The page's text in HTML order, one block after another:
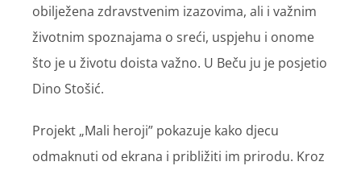
obilježena zdravstvenim izazovima, ali i važnim
životnim spoznajama o sreći, uspjehu i onome
što je u životu doista važno. U Beču ju je posjetio
Dino Stošić.
Projekt „Mali heroji” pokazuje kako djecu
odmaknuti od ekrana i približiti im prirodu. Kroz